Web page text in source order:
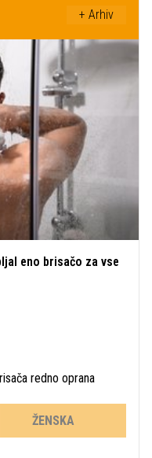
+ Arhiv
eno brisačo za vse
redno oprana
ŽENSKA